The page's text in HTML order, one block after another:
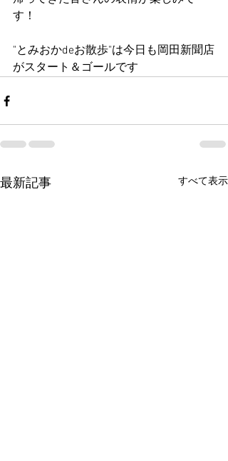
す！
"とみおかdeお散歩"は今日も岡田新聞店
がスタート＆ゴールです
最新記事 すべて表示